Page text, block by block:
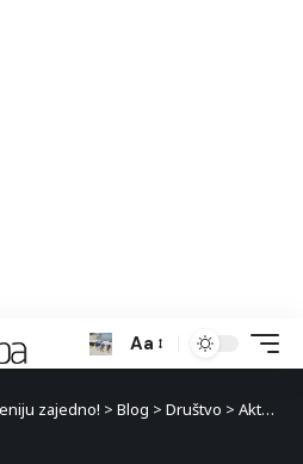
Aa
zajedno! > Blog > Društvo > Aktuelnosti